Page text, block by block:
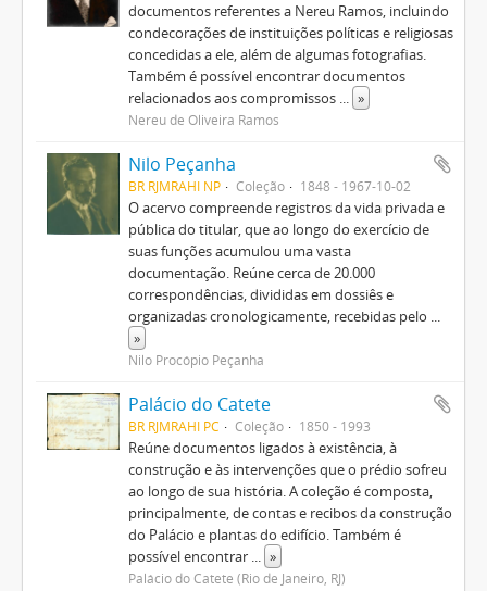
documentos referentes a Nereu Ramos, incluindo
condecorações de instituições políticas e religiosas
concedidas a ele, além de algumas fotografias.
Também é possível encontrar documentos
relacionados aos compromissos ... »
Nereu de Oliveira Ramos
Nilo Peçanha
BR RJMRAHI NP Coleção 1848 - 1967-10-02
O acervo compreende registros da vida privada e
pública do titular, que ao longo do exercício de
suas funções acumulou uma vasta
documentação. Reúne cerca de 20.000
correspondências, divididas em dossiês e
organizadas cronologicamente, recebidas pelo ...
»
Nilo Procópio Peçanha
Palácio do Catete
BR RJMRAHI PC Coleção 1850 - 1993
Reúne documentos ligados à existência, à
construção e às intervenções que o prédio sofreu
ao longo de sua história. A coleção é composta,
principalmente, de contas e recibos da construção
do Palácio e plantas do edifício. Também é
possível encontrar ... »
Palácio do Catete (Rio de Janeiro, RJ)